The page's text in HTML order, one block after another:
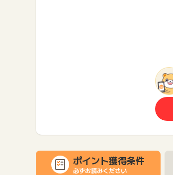
ポイント獲得条件
必ずお読みください